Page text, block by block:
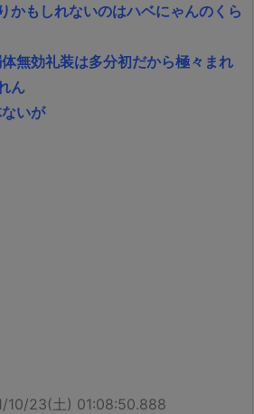
かもしれないのはハベにゃんのくら
無効礼装は多分初だから極々まれ
ん
いが
10/23(土) 01:08:50.888